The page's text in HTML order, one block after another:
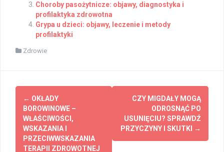
Choroby pasożytnicze: objawy, diagnostyka i
profilaktyka zdrowotna
Grypa u dzieci: objawy, leczenie i metody
profilaktyki
Zdrowie
Post
navigation
← OKŁADY
BOROWINOWE –
WŁAŚCIWOŚCI,
WSKAZANIA I
PRZECIWWSKAZANIA
TERAPII ZDROWOTNEJ
CZY MIGDAŁY MOGĄ
ODROSNĄĆ PO
USUNIĘCIU? SPRAWDŹ
PRZYCZYNY I SKUTKI
→